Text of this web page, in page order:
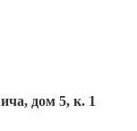
дом 5, к. 1